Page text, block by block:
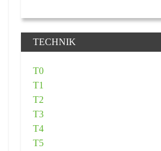
TECHNIK
T0
T1
T2
T3
T4
T5